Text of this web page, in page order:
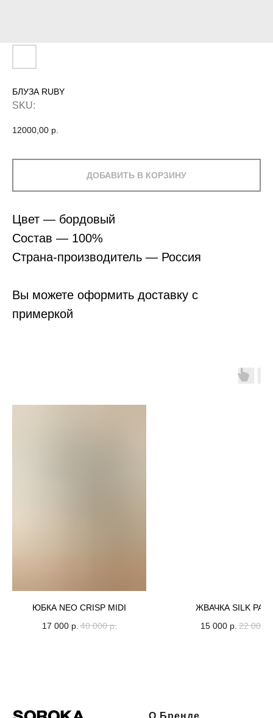
БЛУЗА RUBY
SKU:
12000,00 р.
ДОБАВИТЬ В КОРЗИНУ
Цвет — бордовый
Состав — 100%
Страна-производитель — Россия
Вы можете оформить доставку с
примеркой
ЮБКА NEO CRISP MIDI
17 000 р. 40 000 р.
ЖВАЧКА SILK
15 000 р. 22 000
О Бренде